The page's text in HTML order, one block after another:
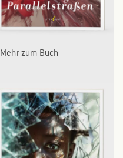
Mehr zum Buch